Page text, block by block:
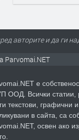
авторите и да ги
Parvomai.NET
е
ООД. Всички статии,
текстови, графични
в сайта, са
освен ако